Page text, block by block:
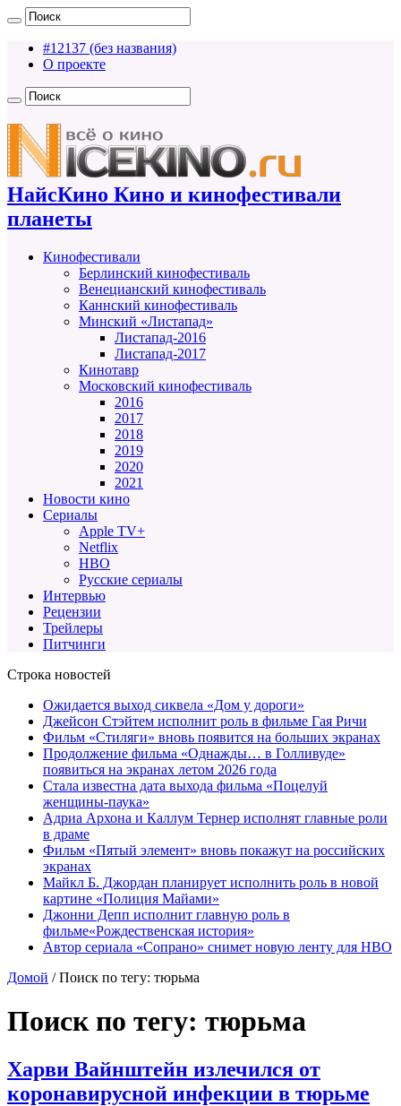
#12137 (без названия)
О проекте
НайсКино Кино и кинофестивали
планеты
Кинофестивали
Берлинский кинофестиваль
Венецианский кинофестиваль
Каннский кинофестиваль
Минский «Листапад»
Листапад-2016
Листапад-2017
Кинотавр
Московский кинофестиваль
2016
2017
2018
2019
2020
2021
Новости кино
Сериалы
Apple TV+
Netflix
HBO
Русские сериалы
Интервью
Рецензии
Трейлеры
Питчинги
Строка новостей
Ожидается выход сиквела «Дом у дороги»
Джейсон Стэйтем исполнит роль в фильме Гая Ричи
Фильм «Стиляги» вновь появится на больших экранах
Продолжение фильма «Однажды… в Голливуде»
появиться на экранах летом 2026 года
Стала известна дата выхода фильма «Поцелуй
женщины-паука»
Адриа Архона и Каллум Тернер исполнят главные роли
в драме
Фильм «Пятый элемент» вновь покажут на российских
экранах
Майкл Б. Джордан планирует исполнить роль в новой
картине «Полиция Майами»
Джонни Депп исполнит главную роль в
фильме«Рождественская история»
Автор сериала «Сопрано» снимет новую ленту для HBO
Домой / Поиск по тегу: тюрьма
Поиск по тегу: тюрьма
Харви Вайнштейн излечился от
коронавирусной инфекции в тюрьме